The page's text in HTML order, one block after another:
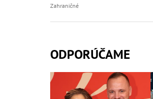
Zahraničné
ODPORÚČAME